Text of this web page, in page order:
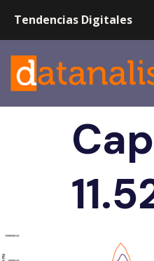
Tendencias Digitales